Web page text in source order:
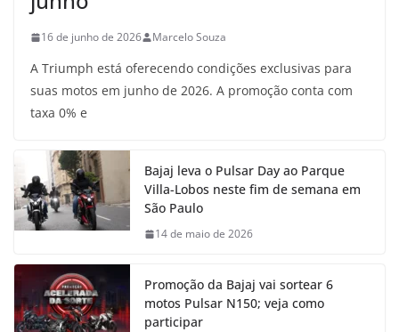
16 de junho de 2026 Marcelo Souza
A Triumph está oferecendo condições exclusivas para
suas motos em junho de 2026. A promoção conta com
taxa 0% e
Bajaj leva o Pulsar Day ao Parque
Villa-Lobos neste fim de semana em
São Paulo
14 de maio de 2026
Promoção da Bajaj vai sortear 6
motos Pulsar N150; veja como
participar